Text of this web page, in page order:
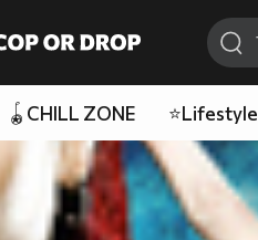
🪀CHILL ZONE ⭐Lifestyle